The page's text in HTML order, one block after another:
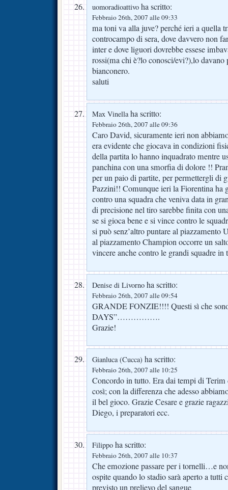
uomoradioattivo ha scritto:
Febbraio 26th, 2007 alle 09:33
ma toni va alla juve? perché ieri a quella
controcampo di sera, dove davvero non
inter e dove liguori dovrebbe essese
rossi(ma chi è?lo conosci/evi?),lo davano
bianconero.
saluti
Max Vinellaha scritto:
Febbraio 26th, 2007 alle 09:36
Caro David, sicuramente ieri non
era evidente che giocava in condizioni
della partita lo hanno inquadrato mentre
panchina con una smorfia di dolore !!
per un paio di partite, per permettergli di
Pazzini!! Comunque ieri la Fiorentina ha
contro una squadra che veniva data in
di precisione nel tiro sarebbe finita con
se si gioca bene e si vince contro le
si può senz’altro puntare al piazzamento
al piazzamento Champion occorre un
vincere anche contro le grandi squadre in
Denise di Livorno ha scritto:
Febbraio 26th, 2007 alle 09:54
GRANDE FONZIE!!!! Questi sì che
DAYS”…………….
Grazie!
Gianluca (Cucca) ha scritto:
Febbraio 26th, 2007 alle 10:25
Concordo in tutto. Era dai tempi di Terim
così; con la differenza che adesso
il bel gioco. Grazie Cesare e grazie
Diego, i preparatori ecc.
Filippo ha scritto:
Febbraio 26th, 2007 alle 10:37
Che emozione passare per i tornelli…e
ospite quando lo stadio sarà aperto a tutti
previsto un prelievo del sangue